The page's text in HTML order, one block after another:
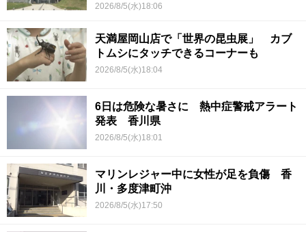
2026/8/5(水)18:06
天満屋岡山店で「世界の昆虫展」 カブ
トムシにタッチできるコーナーも
2026/8/5(水)18:04
6日は危険な暑さに 熱中症警戒アラート
発表 香川県
2026/8/5(水)18:01
マリンレジャー中に女性が足を負傷 香
川・多度津町沖
2026/8/5(水)17:50